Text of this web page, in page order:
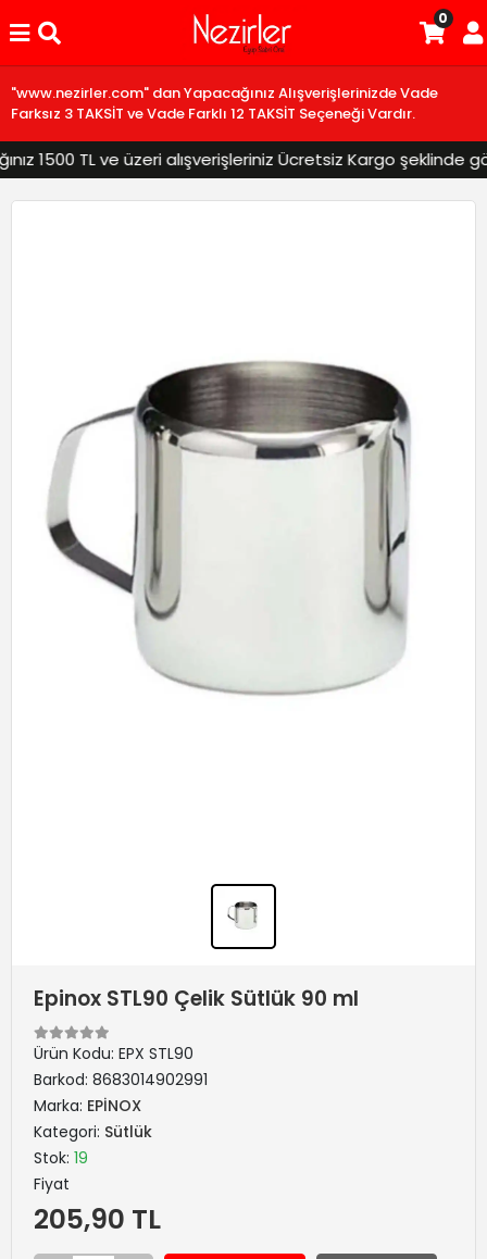
"www.nezirler.com" dan Yapacağınız Alışverişlerinizde Vade
Farksız 3 TAKSİT ve Vade Farklı 12 TAKSİT Seçeneği Vardır.
1500 TL ve üzeri alışverişleriniz Ücretsiz Kargo şeklinde
0
Epinox STL90 Çelik Sütlük 90 ml
Ürün Kodu: EPX STL90
Barkod: 8683014902991
Marka: EPİNOX
Kategori: Sütlük
Stok: 19
Fiyat
205,90 TL